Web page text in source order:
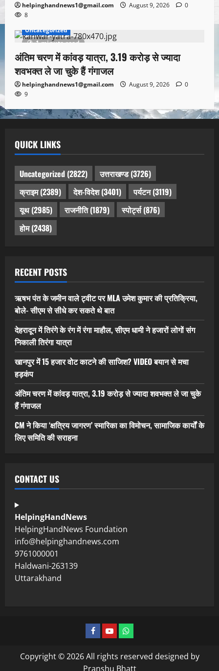
helpinghandnews1@gmail.com August 9, 2026
0
8
1 minute read
Uncategorized
अंतिम चरण में कांवड़ यात्रा, 3.19 करोड़ से ज्यादा
शवभक्त ले जा चुके हैं गंगाजल
helpinghandnews1@gmail.com August 9, 2026
0
9
QUICK LINKS
Uncategorized (2822) उत्तराखण्ड(3726)
क्राइम(2389) देश-विदेश(3401) पर्यटन(3119)
यूथ(2985) राजनीति(1879) स्पोर्ट्स(876)
होम(2438)
RECENT POSTS
ऋषभ पंत के जमीन वाले ट्वीट पर MLA उमेश कुमार की प्रतिक्रिया,
बोले- सीएम से सीधे कर सकते थे बात
देहरादून में तिरंगे के रंग में रंगा माहौल, सीएम धामी ने हजारों लोगों संग
निकाली तिरंगा यात्रा
खानपुर में 15 हजार वोट काटने की साजिश? VIDEO बयान से मचा
हड़कंप
अंतिम चरण में कांवड़ यात्रा, 3.19 करोड़ से ज्यादा शवभक्त ले जा चुके
हैं गंगाजल
CM ने किया ‘क्षत्रिय जागरण’ स्मारिका का विमोचन, सामाजिक कार्यों के
लिए समिति की सराहना
CONTACT US
HelpingHandNews
HelpingHandNews Foundation
info@helpinghandnews.com
9761000001
Haldwani-263139
Uttarakhand
Copyright © 2026 All rights reserved designed by
Pranshu Bhatt